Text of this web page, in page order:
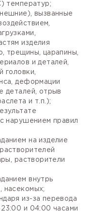
температур;
вызванные
изделия
трещины, царапины,
и деталей,
головки,
деформации
деталей, отрыв
и т.п.);
нарушением правил
на изделие
растворители
внутрь
насекомых;
из-за перевода
и 04:00 часами